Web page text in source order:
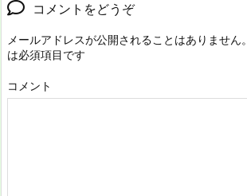
コメントをどうぞ
メールアドレスが公開されることはありません。
は必須項目です
コメント